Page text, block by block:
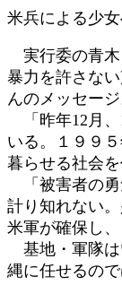
米兵による少
実行委の青木
暴力を許さな
んのメッセージ
「昨年12月、
いる。１９９
暮らせる社会
「被害者の勇
計り知れない
米軍が確保し
基地・軍隊は
縄に任せるの